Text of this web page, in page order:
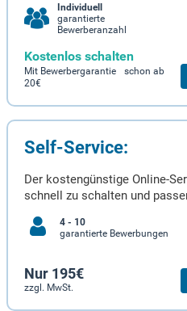
Individuell
garantierte
Bewerberanzahl
Kostenlos schalten
Mit Bewerbergarantie schon ab
20€
Self-Service:
Der kostengünstige Online-
schnell zu schalten und
4 - 10
garantierte Bewerbungen
Nur 195€
zzgl. MwSt.